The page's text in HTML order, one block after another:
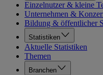
Einzelnutzer & kleine
Unternehmen &
Bildung & öffentlicher
Statistiken
Aktuelle Statistiken
Themen
Branchen